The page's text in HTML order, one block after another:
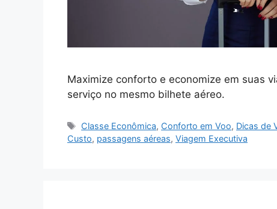
Maximize conforto e economize em suas
serviço no mesmo bilhete aéreo.
Tags
Classe Econômica, Conforto em Voo, Dicas de
Custo, passagens aéreas, Viagem Executiva